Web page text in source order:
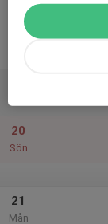
20
Sön
21
Mån